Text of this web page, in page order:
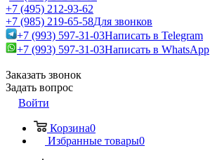
+7 (495) 212-93-62
+7 (985) 219-65-58Для звонков
+7 (993) 597-31-03Написать в Telegram
+7 (993) 597-31-03Написать в WhatsApp
Заказать звонок
Задать вопрос
Войти
Корзина0
Избранные товары0